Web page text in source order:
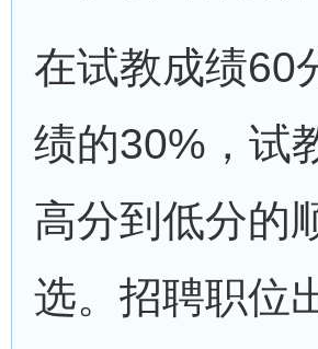
在试教成绩60
绩的30%，试
高分到低分的
选。招聘职位